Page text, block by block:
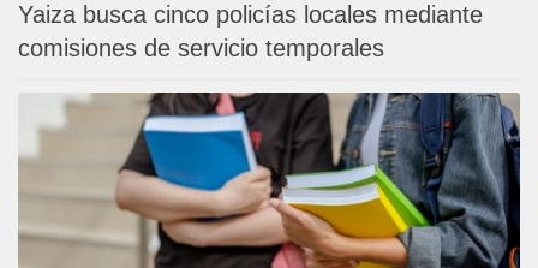
Yaiza busca cinco policías locales mediante
comisiones de servicio temporales